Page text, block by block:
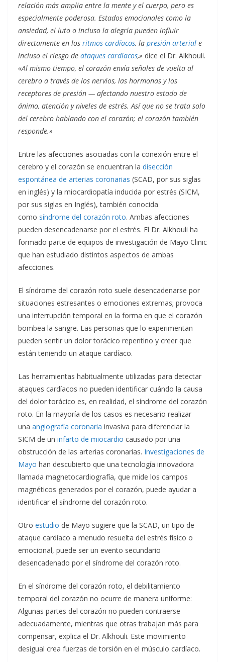
relación más amplia entre la mente y el cuerpo, pero es
especialmente poderosa. Estados emocionales como la
ansiedad, el luto o incluso la alegría pueden influir
directamente en los ritmos cardíacos, la presión arterial e
incluso el riesgo de ataques cardíacos,» dice el Dr. Alkhouli.
«Al mismo tiempo, el corazón envía señales de vuelta al
cerebro a través de los nervios, las hormonas y los
receptores de presión — afectando nuestro estado de
ánimo, atención y niveles de estrés. Así que no se trata solo
del cerebro hablando con el corazón; el corazón también
responde.»
Entre las afecciones asociadas con la conexión entre el
cerebro y el corazón se encuentran la disección
espontánea de arterias coronarias (SCAD, por sus siglas
en inglés) y la miocardiopatía inducida por estrés (SICM,
por sus siglas en Inglés), también conocida
como síndrome del corazón roto. Ambas afecciones
pueden desencadenarse por el estrés. El Dr. Alkhouli ha
formado parte de equipos de investigación de Mayo Clinic
que han estudiado distintos aspectos de ambas
afecciones.
El síndrome del corazón roto suele desencadenarse por
situaciones estresantes o emociones extremas; provoca
una interrupción temporal en la forma en que el corazón
bombea la sangre. Las personas que lo experimentan
pueden sentir un dolor torácico repentino y creer que
están teniendo un ataque cardíaco.
Las herramientas habitualmente utilizadas para detectar
ataques cardíacos no pueden identificar cuándo la causa
del dolor torácico es, en realidad, el síndrome del corazón
roto. En la mayoría de los casos es necesario realizar
una angiografía coronaria invasiva para diferenciar la
SICM de un infarto de miocardio causado por una
obstrucción de las arterias coronarias. Investigaciones de
Mayo han descubierto que una tecnología innovadora
llamada magnetocardiografía, que mide los campos
magnéticos generados por el corazón, puede ayudar a
identificar el síndrome del corazón roto.
Otro estudio de Mayo sugiere que la SCAD, un tipo de
ataque cardíaco a menudo resuelta del estrés físico o
emocional, puede ser un evento secundario
desencadenado por el síndrome del corazón roto.
En el síndrome del corazón roto, el debilitamiento
temporal del corazón no ocurre de manera uniforme:
Algunas partes del corazón no pueden contraerse
adecuadamente, mientras que otras trabajan más para
compensar, explica el Dr. Alkhouli. Este movimiento
desigual crea fuerzas de torsión en el músculo cardíaco.